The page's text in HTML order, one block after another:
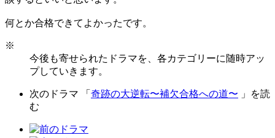
何とか合格できてよかったです。
※
今後も寄せられたドラマを、各カテゴリーに随時アッ
プしていきます。
次のドラマ 「 奇跡の大逆転〜補欠合格への道〜 」を読
む